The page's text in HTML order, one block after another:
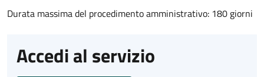
Durata massima del procedimento amministrativo: 180 giorni
Accedi al servizio